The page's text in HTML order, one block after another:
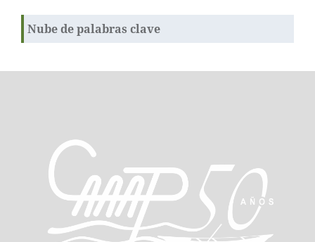
Nube de palabras clave